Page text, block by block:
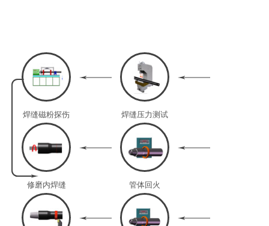
焊缝磁粉探伤 焊缝压力测试
修磨内焊缝 管体回火